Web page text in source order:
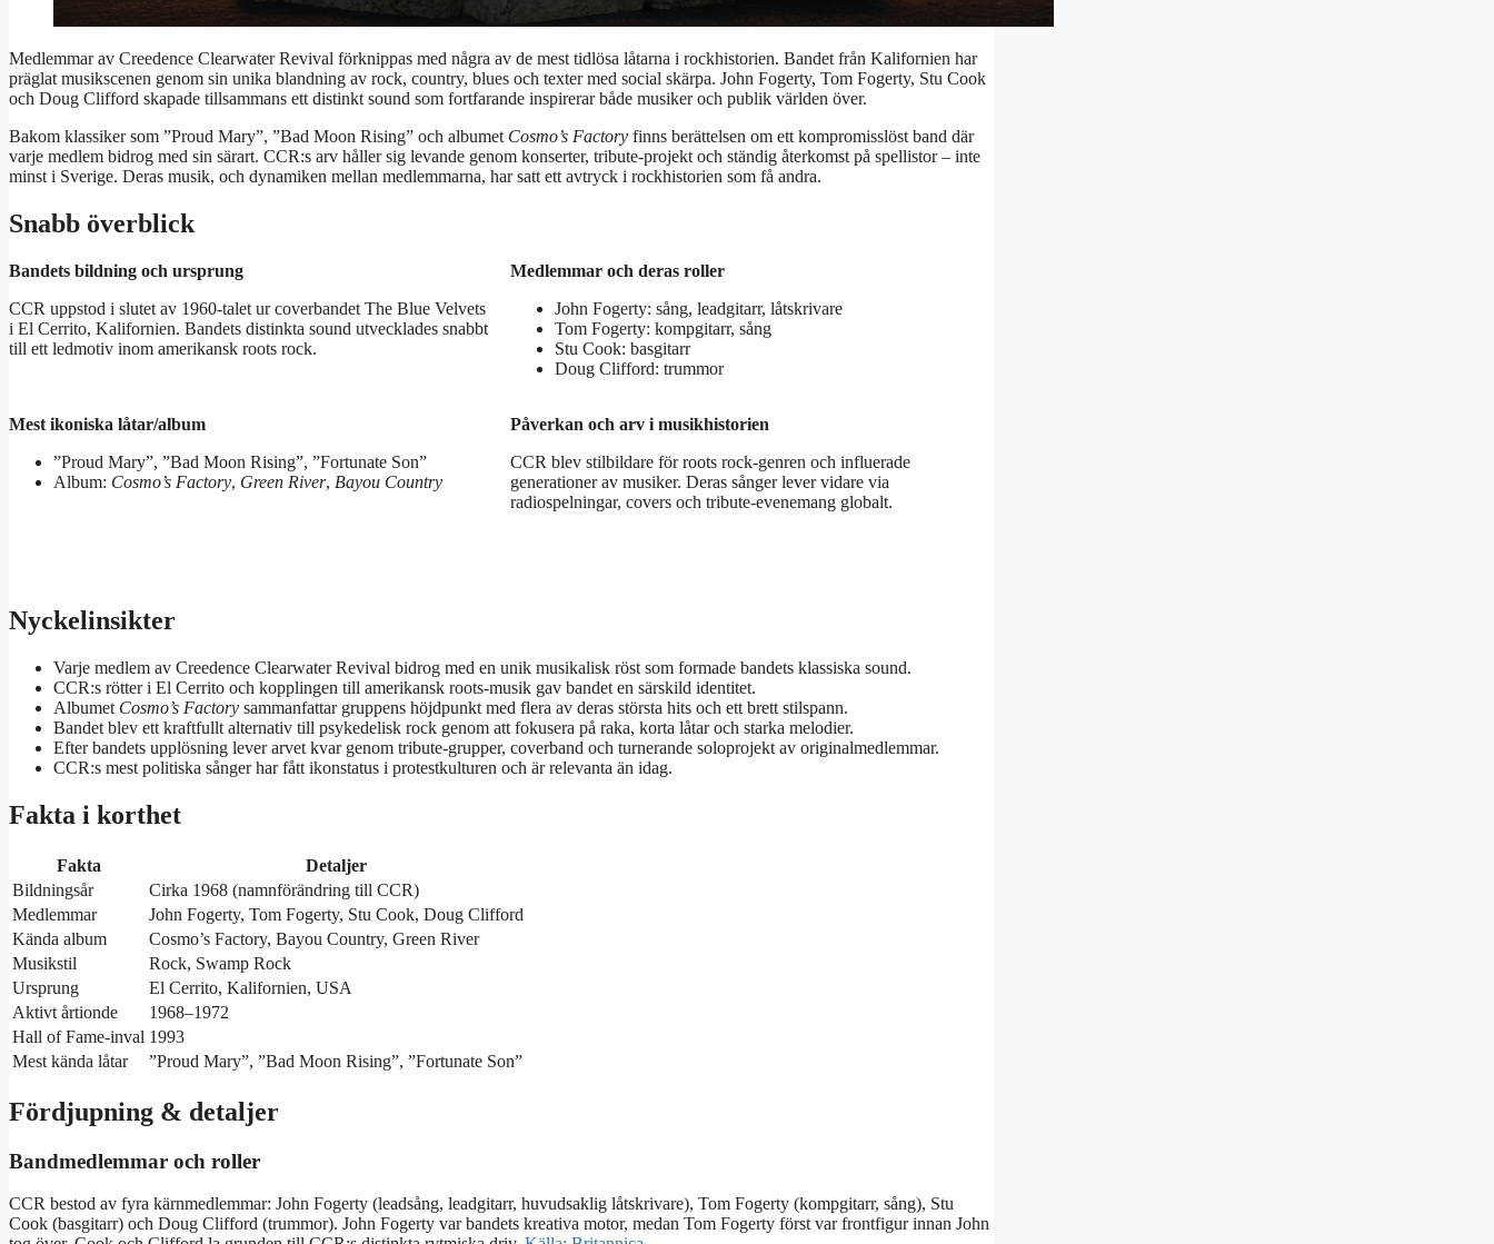
Medlemmar av Creedence Clearwater Revival förknippas med några av de mest tidlösa låtarna i rockhistorien. Bandet från Kalifornien har
präglat musikscenen genom sin unika blandning av rock, country, blues och texter med social skärpa. John Fogerty, Tom Fogerty, Stu Cook
och Doug Clifford skapade tillsammans ett distinkt sound som fortfarande inspirerar både musiker och publik världen över.
Bakom klassiker som ”Proud Mary”, ”Bad Moon Rising” och albumet Cosmo’s Factory finns berättelsen om ett kompromisslöst band där
varje medlem bidrog med sin särart. CCR:s arv håller sig levande genom konserter, tribute-projekt och ständig återkomst på spellistor – inte
minst i Sverige. Deras musik, och dynamiken mellan medlemmarna, har satt ett avtryck i rockhistorien som få andra.
Snabb överblick
Bandets bildning och ursprung
CCR uppstod i slutet av 1960-talet ur coverbandet The Blue Velvets
i El Cerrito, Kalifornien. Bandets distinkta sound utvecklades snabbt
till ett ledmotiv inom amerikansk roots rock.
Medlemmar och deras roller
John Fogerty: sång, leadgitarr, låtskrivare
Tom Fogerty: kompgitarr, sång
Stu Cook: basgitarr
Doug Clifford: trummor
Mest ikoniska låtar/album
”Proud Mary”, ”Bad Moon Rising”, ”Fortunate Son”
Album: Cosmo’s Factory, Green River, Bayou Country
Påverkan och arv i musikhistorien
CCR blev stilbildare för roots rock-genren och influerade
generationer av musiker. Deras sånger lever vidare via
radiospelningar, covers och tribute-evenemang globalt.
Nyckelinsikter
Varje medlem av Creedence Clearwater Revival bidrog med en unik musikalisk röst som formade bandets klassiska sound.
CCR:s rötter i El Cerrito och kopplingen till amerikansk roots-musik gav bandet en särskild identitet.
Albumet Cosmo’s Factory sammanfattar gruppens höjdpunkt med flera av deras största hits och ett brett stilspann.
Bandet blev ett kraftfullt alternativ till psykedelisk rock genom att fokusera på raka, korta låtar och starka melodier.
Efter bandets upplösning lever arvet kvar genom tribute-grupper, coverband och turnerande soloprojekt av originalmedlemmar.
CCR:s mest politiska sånger har fått ikonstatus i protestkulturen och är relevanta än idag.
Fakta i korthet
Fakta
Detaljer
Bildningsår
Cirka 1968 (namnförändring till CCR)
Medlemmar
John Fogerty, Tom Fogerty, Stu Cook, Doug Clifford
Kända album
Cosmo’s Factory, Bayou Country, Green River
Musikstil
Rock, Swamp Rock
Ursprung
El Cerrito, Kalifornien, USA
Aktivt årtionde
1968–1972
Hall of Fame-inval 1993
Mest kända låtar
”Proud Mary”, ”Bad Moon Rising”, ”Fortunate Son”
Fördjupning & detaljer
Bandmedlemmar och roller
CCR bestod av fyra kärnmedlemmar: John Fogerty (leadsång, leadgitarr, huvudsaklig låtskrivare), Tom Fogerty (kompgitarr, sång), Stu
Cook (basgitarr) och Doug Clifford (trummor). John Fogerty var bandets kreativa motor, medan Tom Fogerty först var frontfigur innan John